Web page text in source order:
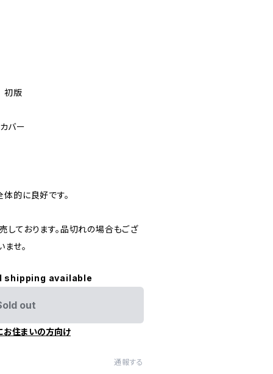
初版
バー
的に良好です。
ております。品切れの場合もござ
せ。
shipping available
out
お住まいの方向け
通報する